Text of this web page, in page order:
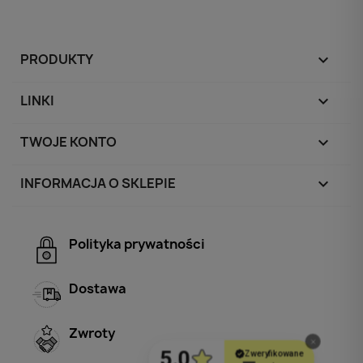
PRODUKTY 
LINKI 
TWOJE KONTO 
INFORMACJA O SKLEPIE keyboard_arrow_down
Polityka prywatności
Dostawa
Zwroty